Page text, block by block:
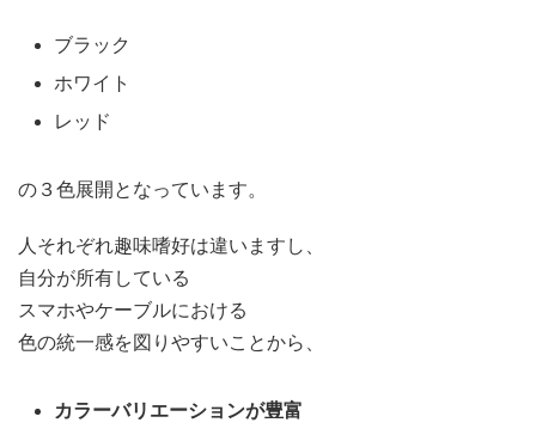
ブラック
ホワイト
レッド
の３色展開となっています。
人それぞれ趣味嗜好は違いますし、
自分が所有している
スマホやケーブルにおける
色の統一感を図りやすいことから、
カラーバリエーションが豊富